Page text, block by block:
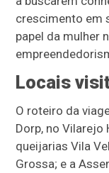
crescimento em
papel da mulher
Locais
O roteiro da
Dorp, no Vilarejo
queijarias Vila
Grossa; e a